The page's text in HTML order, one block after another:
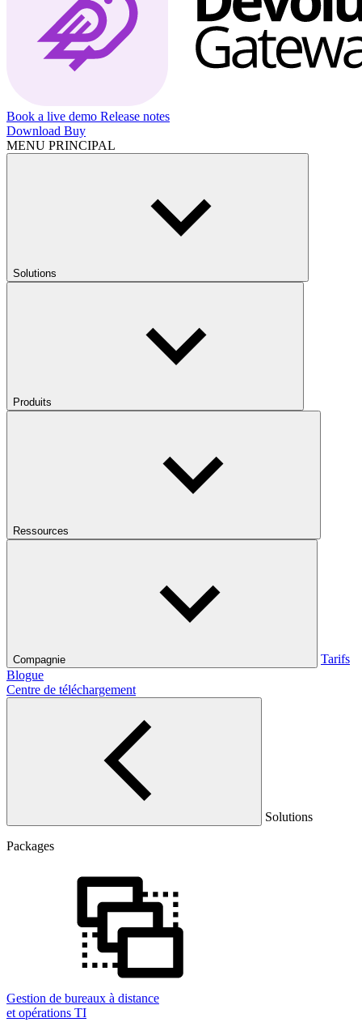
Book a live demo Release notes
Download Buy
MENU PRINCIPAL
Solutions
Produits
Ressources
Compagnie
Tarifs
Blogue
Centre de téléchargement
Solutions
Packages
Gestion de bureaux à distance
et opérations TI